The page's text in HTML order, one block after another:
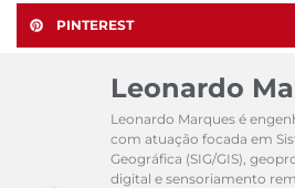
PINTEREST
Leonardo
Leonardo Marques é
com atuação focada em
Geográfica (SIG/GIS),
digital e sensoriamento